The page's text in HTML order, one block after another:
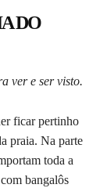
DO
ver e ser visto.
ficar pertinho
praia. Na parte
toda a
bangalôs